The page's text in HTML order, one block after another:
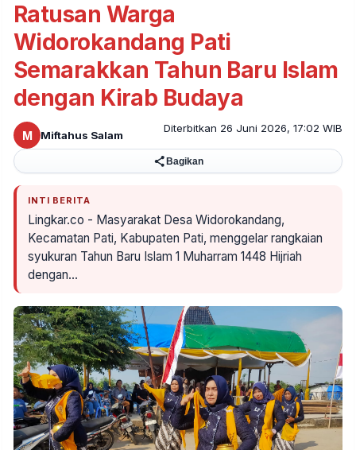
Ratusan Warga
Widorokandang Pati
Semarakkan Tahun Baru Islam
dengan Kirab Budaya
M Miftahus Salam
Diterbitkan 26 Juni 2026, 17:02 WIB
Bagikan
INTI BERITA
Lingkar.co - Masyarakat Desa Widorokandang,
Kecamatan Pati, Kabupaten Pati, menggelar rangkaian
syukuran Tahun Baru Islam 1 Muharram 1448 Hijriah
dengan…